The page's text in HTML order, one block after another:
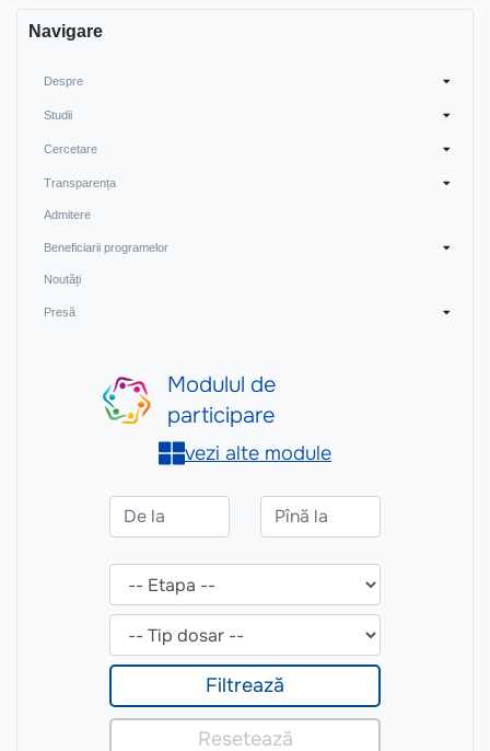
Navigare
Despre
Studii
Cercetare
Transparența
Admitere
Beneficiarii programelor
Noutăți
Presă